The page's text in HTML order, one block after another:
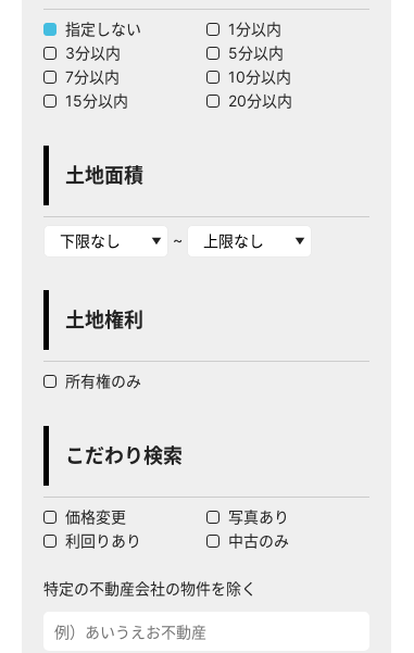
指定しない
1分以内
3分以内
5分以内
7分以内
10分以内
15分以内
20分以内
土地面積
~
土地権利
所有権のみ
こだわり検索
価格変更
写真あり
利回りあり
中古のみ
特定の不動産会社の物件を除く